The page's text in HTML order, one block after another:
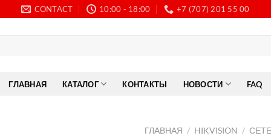
CONTACT 10:00 - 18:00 +7 (707) 201 55 00
ГЛАВНАЯ КАТАЛОГ КОНТАКТЫ НОВОСТИ FAQ
ГЛАВНАЯ / HIKVISION /